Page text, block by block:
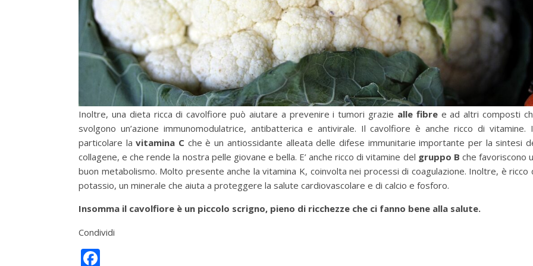
Inoltre, una dieta ricca di cavolfiore può aiutare a prevenire i tumori grazie alle fibre e ad altri composti
svolgono un’azione immunomodulatrice, antibatterica e antivirale. Il cavolfiore è anche ricco di vitamine.
particolare la vitamina C che è un antiossidante alleata delle difese immunitarie importante per la sintesi
collagene, e che rende la nostra pelle giovane e bella. E’ anche ricco di vitamine del gruppo B che favoriscono
buon metabolismo. Molto presente anche la vitamina K, coinvolta nei processi di coagulazione. Inoltre, è ricco
potassio, un minerale che aiuta a proteggere la salute cardiovascolare e di calcio e fosforo.
Insomma il cavolfiore è un piccolo scrigno, pieno di ricchezze che ci fanno bene alla salute.
Condividi